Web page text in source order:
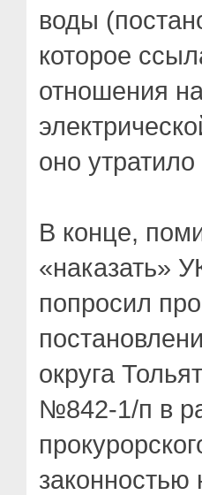
воды
которое
отношения
оно
В конце,
«наказать»
попросил
округа
№842-1/п в